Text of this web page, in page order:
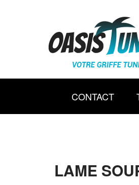
CONTACT
LAME